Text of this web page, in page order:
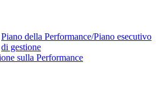
Piano della Performance/Piano esecutivo
di gestione
sulla Performance